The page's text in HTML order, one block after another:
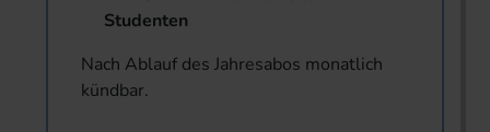
Studenten
Nach Ablauf des Jahresabos monatlich
kündbar.